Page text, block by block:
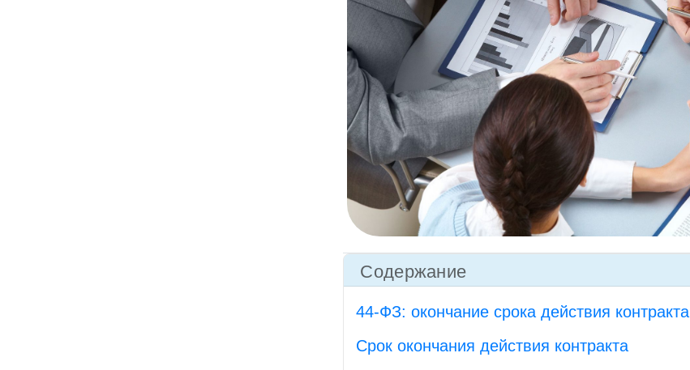
Содержание
44-ФЗ: окончание срока действия контракта
Срок окончания действия контракта